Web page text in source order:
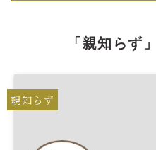
「親知らず
親知らず